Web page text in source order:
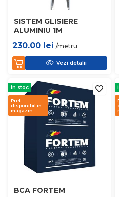
SISTEM GLISIERE
ALUMINIU 1M
230.00 lei /metru
Vezi detalii
in stoc
Pret
disponibil in
magazin
BCA FORTEM